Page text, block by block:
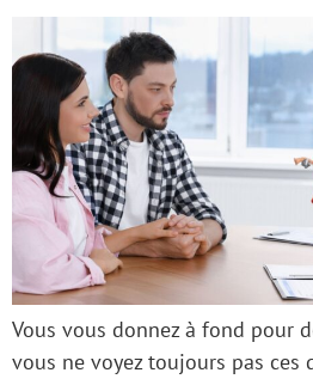
Vous vous donnez à fond pour
vous ne voyez toujours pas ces